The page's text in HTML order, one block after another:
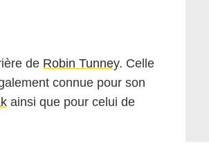
de Robin Tunney. Celle
connue pour son
ainsi que pour celui de